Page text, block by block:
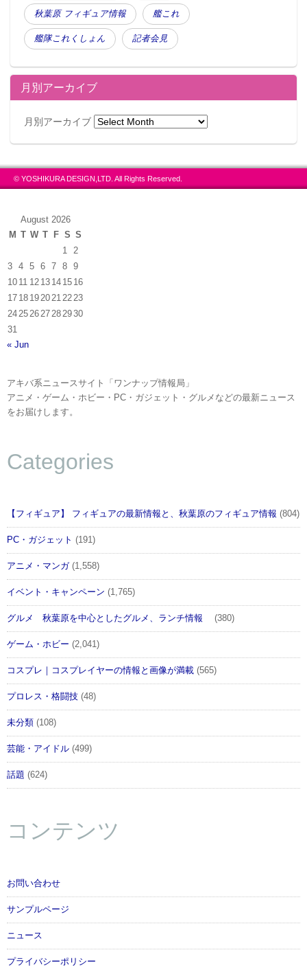
秋葉原 フィギュア情報 艦これ
艦隊これくしょん 記者会見
月別アーカイブ
月別アーカイブ
© YOSHIKURA DESIGN,LTD. All Rights Reserved.
August 2026
M T W T F S S
1
2
3
4 5 6 7 8
9
10 11 12 13 14 15 16
17 18 19 20 21 22 23
24 25 26 27 28 2930
31
« Jun
アキバ系ニュースサイト「ワンナップ情報局」
アニメ・ゲーム・ホビー・PC・ガジェット・グルメなどの最新ニュース
をお届けします。
Categories
【フィギュア】 フィギュアの最新情報と、秋葉原のフィギュア情報 (804)
PC・ガジェット (191)
アニメ・マンガ(1,558)
イベント・キャンペーン (1,765)
グルメ 秋葉原を中心としたグルメ、ランチ情報 (380)
ゲーム・ホビー (2,041)
コスプレ｜コスプレイヤーの情報と画像が満載 (565)
プロレス・格闘技 (48)
未分類 (108)
芸能・アイドル (499)
話題 (624)
コンテンツ
お問い合わせ
サンプルページ
ニュース
プライバシーポリシー